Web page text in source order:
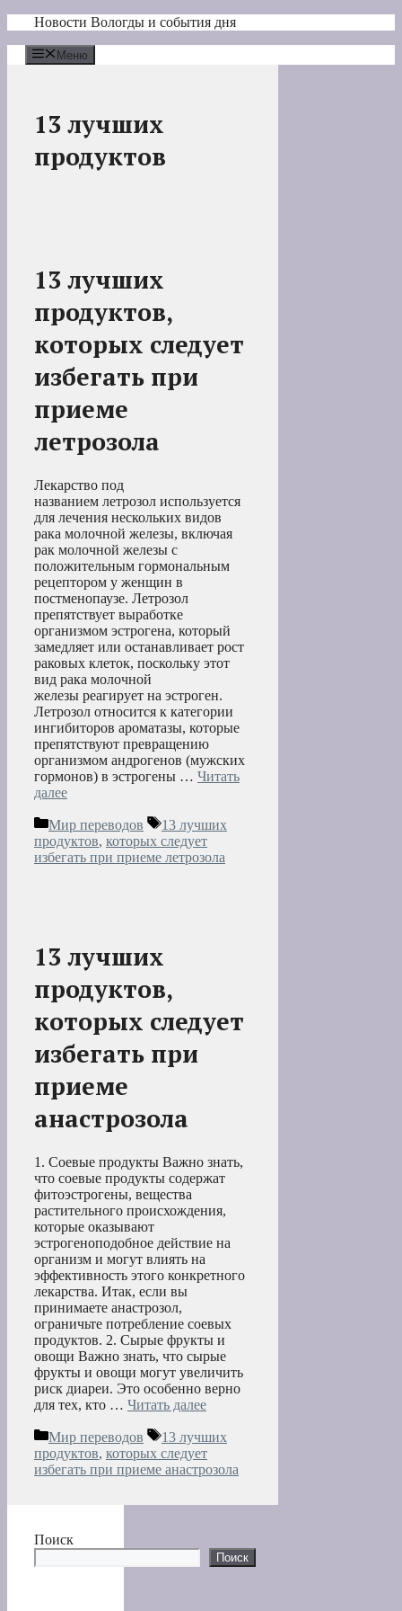
Перейти
содержимому
Новости Вологды и события дня
Меню
13 лучших
продуктов
13 лучших
продуктов,
которых следует
избегать при
приеме
летрозола
Лекарство под
названием летрозол используется
для лечения нескольких видов
рака молочной железы, включая
рак молочной железы с
положительным гормональным
рецептором у женщин в
постменопаузе. Летрозол
препятствует выработке
организмом эстрогена, который
замедляет или останавливает рост
раковых клеток, поскольку этот
вид рака молочной
железы реагирует на эстроген.
Летрозол относится к категории
ингибиторов ароматазы, которые
препятствуют превращению
организмом андрогенов (мужских
гормонов) в эстрогены … Читать
далее
Рубрики
Мир переводов Метки
13 лучших
продуктов, которых следует
избегать при приеме летрозола
13 лучших
продуктов,
которых следует
избегать при
приеме
анастрозола
1. Соевые продукты Важно знать,
что соевые продукты содержат
фитоэстрогены, вещества
растительного происхождения,
которые оказывают
эстрогеноподобное действие на
организм и могут влиять на
эффективность этого конкретного
лекарства. Итак, если вы
принимаете анастрозол,
ограничьте потребление соевых
продуктов. 2. Сырые фрукты и
овощи Важно знать, что сырые
фрукты и овощи могут увеличить
риск диареи. Это особенно верно
для тех, кто … Читать далее
Рубрики
Мир переводов Метки
13 лучших
продуктов, которых следует
избегать при приеме анастрозола
Поиск
Поиск